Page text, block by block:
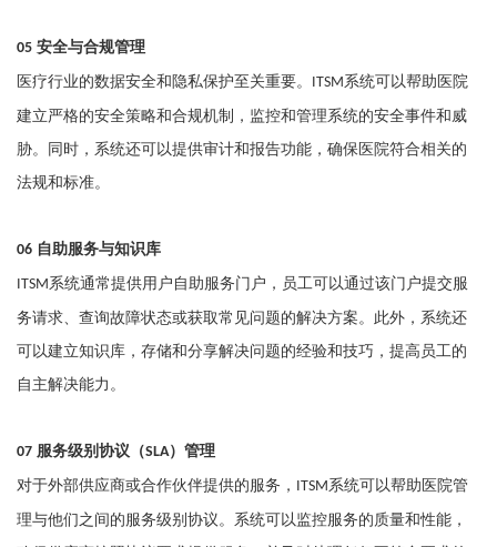
05 安全与合规管理
医疗行业的数据安全和隐私保护至关重要。 ITSM 系统可以帮助医院
建立严格的安全策略和合规机制，监控和管理系统的安全事件和威
胁。同时，系统还可以提供审计和报告功能，确保医院符合相关的
法规和标准。
06 自助服务与知识库
ITSM 系统通常提供用户自助服务门户，员工可以通过该门户提交服
务请求、查询故障状态或获取常见问题的解决方案。此外，系统还
可以建立知识库，存储和分享解决问题的经验和技巧，提高员工的
自主解决能力。
07 服务级别协议（SLA）管理
对于外部供应商或合作伙伴提供的服务， ITSM 系统可以帮助医院管
理与他们之间的服务级别协议。系统可以监控服务的质量和性能，